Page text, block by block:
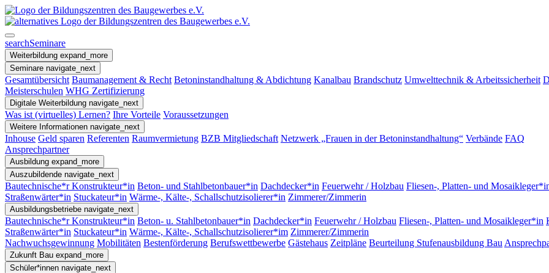
searchSeminare
Weiterbildung expand_more
Seminare navigate_next
Gesamtübersicht Baumanagement & Recht Betoninstandhaltung & Abdichtung Kanalbau Brandschutz Umwelttechnik & Arbeitssicherheit
Meisterschulen WHG Zertifizierung
Digitale Weiterbildung navigate_next
Was ist (virtuelles) Lernen? Ihre Vorteile Voraussetzungen
Weitere Informationen navigate_next
Inhouse Geld sparen Referenten Raumvermietung BZB Mitgliedschaft Netzwerk „Frauen in der Betoninstandhaltung“ Verbände FAQ
Ansprechpartner
Ausbildung expand_more
Auszubildende navigate_next
Bautechnische*r Konstrukteur*in Beton- und Stahlbetonbauer*in Dachdecker*in Feuerwehr / Holzbau Fliesen-, Platten- und
Straßenwärter*in Stuckateur*in Wärme-, Kälte-, Schallschutzisolierer*in Zimmerer/Zimmerin
Ausbildungsbetriebe navigate_next
Bautechnische*r Konstrukteur*in Beton- u. Stahlbetonbauer*in Dachdecker*in Feuerwehr / Holzbau Fliesen-, Platten- und Mosaikleger*in
Straßenwärter*in Stuckateur*in Wärme-, Kälte-, Schallschutzisolierer*im Zimmerer/Zimmerin
Nachwuchsgewinnung Mobilitäten Bestenförderung Berufswettbewerbe Gästehaus Zeitpläne Beurteilung Stufenausbildung Bau
Zukunft Bau expand_more
Schüler*innen navigate_next